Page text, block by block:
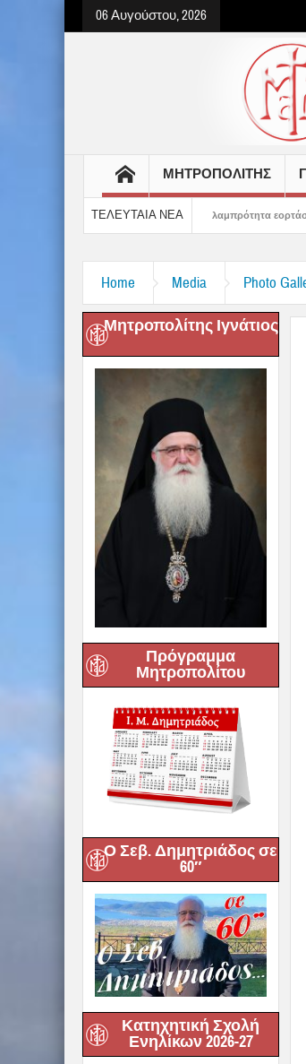
06 Αυγούστου, 2026
ΜΗΤΡΟΠΟΛΙΤΗΣ
ΤΕΛΕΥΤΑΙΑ ΝΕΑ
το μέλλον μας» – Με λαμπρότητα εορτάστηκε στον Βόλο η
Home Media Photo
Μητροπολίτης Ιγνάτιος
Πρόγραμμα
Μητροπολίτου
Ο Σεβ. Δημητριάδος σε
60″
Κατηχητική Σχολή
Ενηλίκων 2026-27